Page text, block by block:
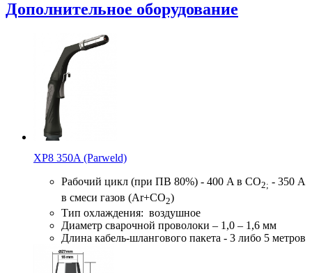
Дополнительное оборудование
XP8 350A (Parweld)
Рабочий цикл (при ПВ 80%) - 400 A в CO2; - 350 А
в смеси газов (Ar+CO2)
Тип охлаждения: воздушное
Диаметр сварочной проволоки – 1,0 – 1,6 мм
Длина кабель-шлангового пакета - 3 либо 5 метров